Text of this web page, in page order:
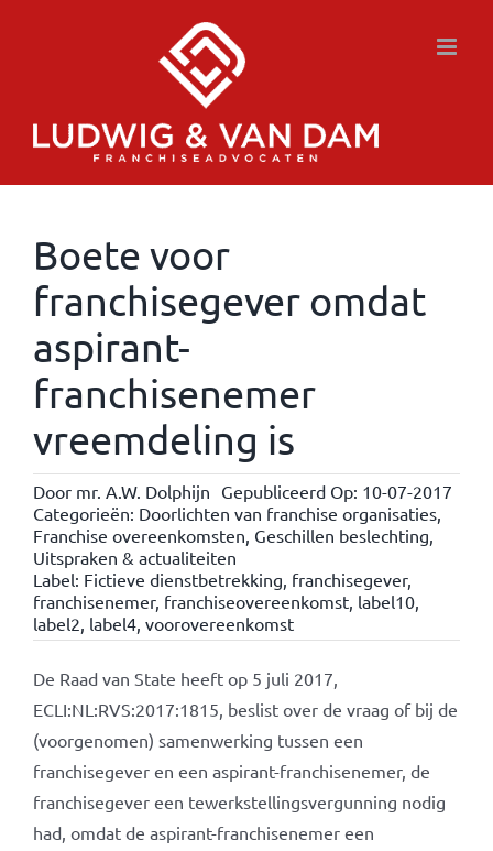
Boete voor
franchisegever omdat
aspirant-
franchisenemer
vreemdeling is
Door mr. A.W. Dolphijn Gepubliceerd Op: 10-07-2017
Categorieën: Doorlichten van franchise organisaties,
Franchise overeenkomsten, Geschillen beslechting,
Uitspraken & actualiteiten
Label: Fictieve dienstbetrekking, franchisegever,
franchisenemer, franchiseovereenkomst, label10,
label2, label4, voorovereenkomst
De Raad van State heeft op 5 juli 2017,
ECLI:NL:RVS:2017:1815, beslist over de vraag of bij de
(voorgenomen) samenwerking tussen een
franchisegever en een aspirant-franchisenemer, de
franchisegever een tewerkstellingsvergunning nodig
had, omdat de aspirant-franchisenemer een